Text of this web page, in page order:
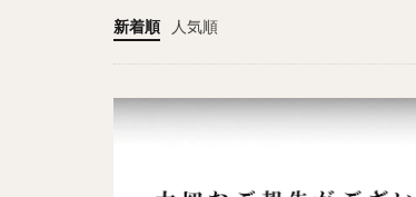
新着順 人気順